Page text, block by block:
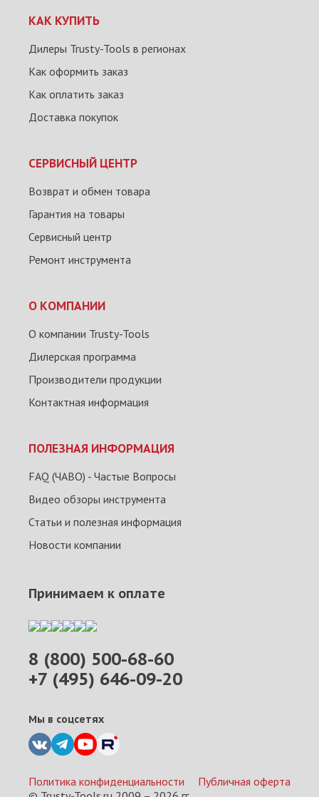
КАК КУПИТЬ
Дилеры Trusty-Tools в регионах
Как оформить заказ
Как оплатить заказ
Доставка покупок
СЕРВИСНЫЙ ЦЕНТР
Возврат и обмен товара
Гарантия на товары
Сервисный центр
Ремонт инструмента
О КОМПАНИИ
О компании Trusty-Tools
Дилерская программа
Производители продукции
Контактная информация
ПОЛЕЗНАЯ ИНФОРМАЦИЯ
FAQ (ЧАВО) - Частые Вопросы
Видео обзоры инструмента
Статьи и полезная информация
Новости компании
8 (800) 500-68-60
+7 (495) 646-09-20
Мы в соцсетях
Принимаем к оплате
Политика конфиденциальности
Публичная оферта